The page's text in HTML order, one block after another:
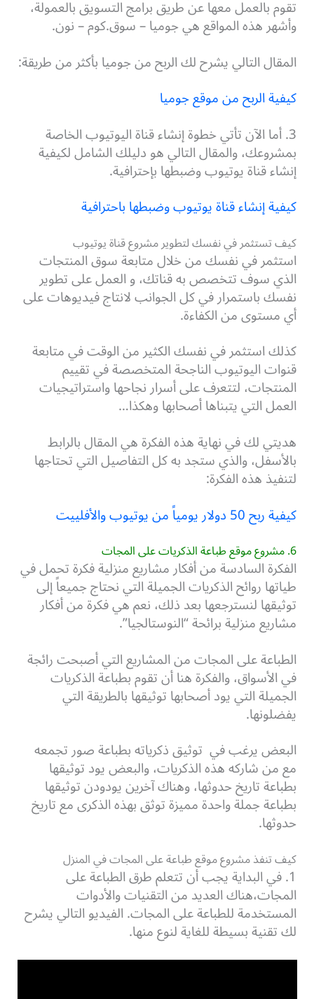
تقوم بالعمل معها عن طريق برامج التسويق بالعمولة،
وأشهر هذه المواقع هي جوميا – سوق.كوم – نون.
المقال التالي يشرح لك الربح من جوميا بأكثر من طريقة:
كيفية الربح من موقع جوميا
3. أما الآن تأتي خطوة إنشاء قناة اليوتيوب الخاصة
بمشروعك، والمقال التالي هو دليلك الشامل لكيفية
إنشاء قناة يوتيوب وضبطها بإحترافية.
كيفية إنشاء قناة يوتيوب وضبطها باحترافية
كيف تستثمر في نفسك لتطوير مشروع قناة يوتيوب
استثمر في نفسك من خلال متابعة سوق المنتجات
الذي سوف تتخصص به قناتك، و العمل على تطوير
نفسك باستمرار في كل الجوانب لانتاج فيديوهات على
أي مستوى من الكفاءة.
كذلك استثمر في نفسك الكثير من الوقت في متابعة
قنوات اليوتيوب الناجحة المتخصصة في تقييم
المنتجات، لتتعرف على أسرار نجاحها واستراتيجيات
العمل التي يتبناها أصحابها وهكذا…
هديتي لك في نهاية هذه الفكرة هي المقال بالرابط
بالأسفل، والذي ستجد به كل التفاصيل التي تحتاجها
لتنفيذ هذه الفكرة:
كيفية ربح 50 دولار يومياً من يوتيوب والأفلييت
6. مشروع موقع طباعة الذكريات على المجات
الفكرة السادسة من أفكار مشاريع منزلية فكرة تحمل في
طياتها روائح الذكريات الجميلة التي نحتاج جميعاً إلى
توثيقها لنسترجعها بعد ذلك، نعم هي فكرة من أفكار
مشاريع منزلية برائحة “النوستالجيا”.
الطباعة على المجات من المشاريع التي أصبحت رائجة
في الأسواق، والفكرة هنا أن تقوم بطباعة الذكريات
الجميلة التي يود أصحابها توثيقها بالطريقة التي
يفضلونها.
البعض يرغب في توثيق ذكرياته بطباعة صور تجمعه
مع من شاركه هذه الذكريات، والبعض يود توثيقها
بطباعة تاريخ حدوثها، وهناك آخرين يودودن توثيقها
بطباعة جملة واحدة مميزة توثق بهذه الذكرى مع تاريخ
حدوثها.
كيف تنفذ مشروع موقع طباعة على المجات في المنزل
1. في البداية يجب أن تتعلم طرق الطباعة على
المجات،هناك العديد من التقنيات والأدوات
المستخدمة للطباعة على المجات. الفيديو التالي يشرح
لك تقنية بسيطة للغاية لنوع منها.